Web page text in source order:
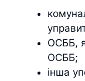
ОСББ,
ОСББ;
інша